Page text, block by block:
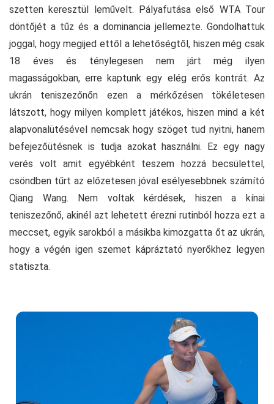
szetten keresztül leművelt. Pályafutása első WTA Tour
döntőjét a tűz és a dominancia jellemezte. Gondolhattuk
joggal, hogy megijed ettől a lehetőségtől, hiszen még csak
18 éves és ténylegesen nem járt még ilyen
magasságokban, erre kaptunk egy elég erős kontrát. Az
ukrán teniszezőnőn ezen a mérkőzésen tökéletesen
látszott, hogy milyen komplett játékos, hiszen mind a két
alapvonalütésével nemcsak hogy szöget tud nyitni, hanem
befejezőütésnek is tudja azokat használni. Ez egy nagy
verés volt amit egyébként teszem hozzá becsülettel,
csöndben tűrt az előzetesen jóval esélyesebbnek számító
Qiang Wang. Nem voltak kérdések, hiszen a kínai
teniszezőnő, akinél azt lehetett érezni rutinból hozza ezt a
meccset, egyik sarokból a másikba kimozgatta őt az ukrán,
hogy a végén igen szemet kápráztató nyerőkhez legyen
statiszta.